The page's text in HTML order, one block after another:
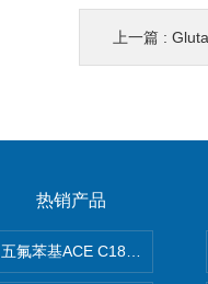
上一篇 :
热销产品
五氟苯基ACE C18-PFP色谱柱